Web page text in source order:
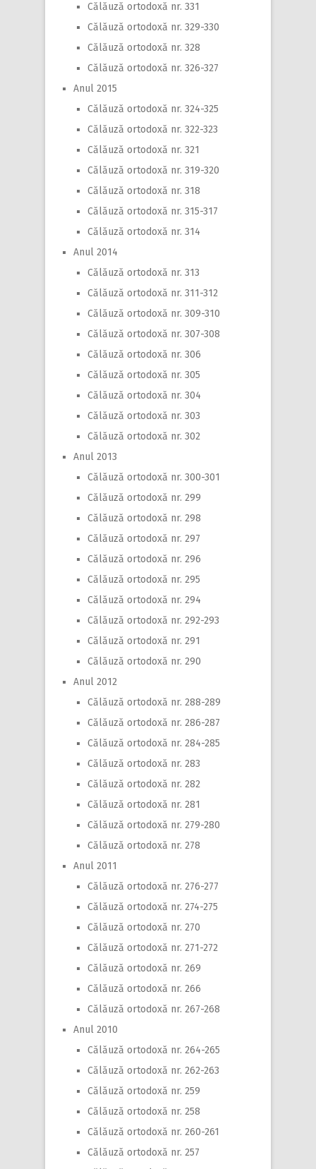
Călăuză ortodoxă nr. 331
Călăuză ortodoxă nr. 329-330
Călăuză ortodoxă nr. 328
Călăuză ortodoxă nr. 326-327
Anul 2015
Călăuză ortodoxă nr. 324-325
Călăuză ortodoxă nr. 322-323
Călăuză ortodoxă nr. 321
Călăuză ortodoxă nr. 319-320
Călăuză ortodoxă nr. 318
Călăuză ortodoxă nr. 315-317
Călăuză ortodoxă nr. 314
Anul 2014
Călăuză ortodoxă nr. 313
Călăuză ortodoxă nr. 311-312
Călăuză ortodoxă nr. 309-310
Călăuză ortodoxă nr. 307-308
Călăuză ortodoxă nr. 306
Călăuză ortodoxă nr. 305
Călăuză ortodoxă nr. 304
Călăuză ortodoxă nr. 303
Călăuză ortodoxă nr. 302
Anul 2013
Călăuză ortodoxă nr. 300-301
Călăuză ortodoxă nr. 299
Călăuză ortodoxă nr. 298
Călăuză ortodoxă nr. 297
Călăuză ortodoxă nr. 296
Călăuză ortodoxă nr. 295
Călăuză ortodoxă nr. 294
Călăuză ortodoxă nr. 292-293
Călăuză ortodoxă nr. 291
Călăuză ortodoxă nr. 290
Anul 2012
Călăuză ortodoxă nr. 288-289
Călăuză ortodoxă nr. 286-287
Călăuză ortodoxă nr. 284-285
Călăuză ortodoxă nr. 283
Călăuză ortodoxă nr. 282
Călăuză ortodoxă nr. 281
Călăuză ortodoxă nr. 279-280
Călăuză ortodoxă nr. 278
Anul 2011
Călăuză ortodoxă nr. 276-277
Călăuză ortodoxă nr. 274-275
Călăuză ortodoxă nr. 270
Călăuză ortodoxă nr. 271-272
Călăuză ortodoxă nr. 269
Călăuză ortodoxă nr. 266
Călăuză ortodoxă nr. 267-268
Anul 2010
Călăuză ortodoxă nr. 264-265
Călăuză ortodoxă nr. 262-263
Călăuză ortodoxă nr. 259
Călăuză ortodoxă nr. 258
Călăuză ortodoxă nr. 260-261
Călăuză ortodoxă nr. 257